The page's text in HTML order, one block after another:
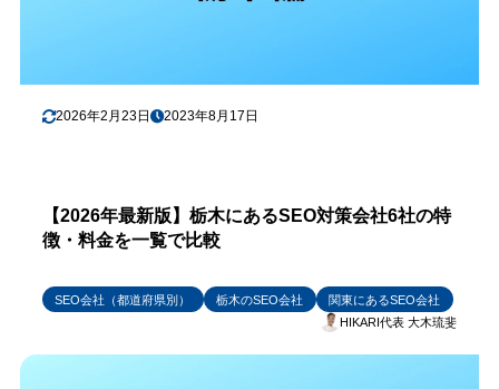
2026年2月23日 2023年8月17日
【2026年最新版】栃木にあるSEO対策会社6社の特
徴・料金を一覧で比較
SEO会社（都道府県別） 栃木のSEO会社
関東にあるSEO会社
HIKARI代表 大木琉斐